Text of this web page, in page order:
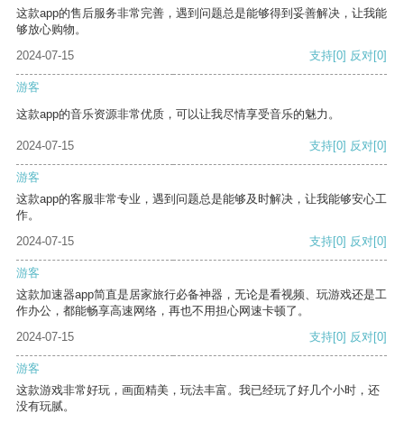
这款app的售后服务非常完善，遇到问题总是能够得到妥善解决，让我能
够放心购物。
2024-07-15
支持[0] 反对[0]
游客
这款app的音乐资源非常优质，可以让我尽情享受音乐的魅力。
2024-07-15 支持[0] 反对[0]
游客
这款app的客服非常专业，遇到问题总是能够及时解决，让我能够安心工
作。
2024-07-15
支持[0] 反对[0]
游客
这款加速器app简直是居家旅行必备神器，无论是看视频、玩游戏还是工
作办公，都能畅享高速网络，再也不用担心网速卡顿了。
2024-07-15
支持[0] 反对[0]
游客
这款游戏非常好玩，画面精美，玩法丰富。我已经玩了好几个小时，还
没有玩腻。